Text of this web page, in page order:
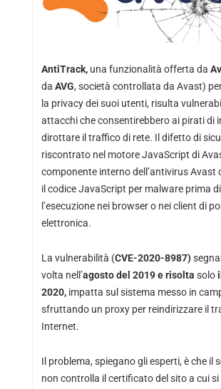
AntiTrack, una funzionalità offerta da
da AVG, società controllata da Avast)
la privacy dei suoi utenti, risulta
attacchi che consentirebbero ai pirati di
dirottare il traffico di rete. Il difetto di
riscontrato nel motore JavaScript di
componente interno dell’antivirus Avast
il codice JavaScript per malware prima
l’esecuzione nei browser o nei client di
elettronica.
La vulnerabilità (CVE-2020-8987)
volta nell’agosto del 2019 e risolta solo
2020, impatta sul sistema messo in
sfruttando un proxy per reindirizzare il
Internet.
Il problema, spiegano gli esperti, è che il
non controlla il certificato del sito a cui si